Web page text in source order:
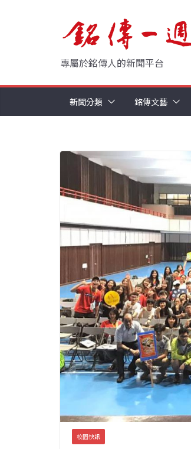
專屬於銘傳人的新聞平台
新聞分類 銘傳文藝
校園快訊